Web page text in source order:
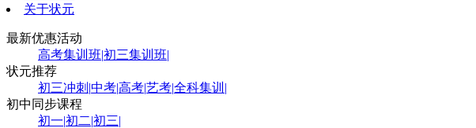
关于状元
最新优惠活动
高考集训班|初三集训班|
状元推荐
初三冲刺 |中考|高考|艺考|全科集训 |
初中同步课程
初一|初二|初三|